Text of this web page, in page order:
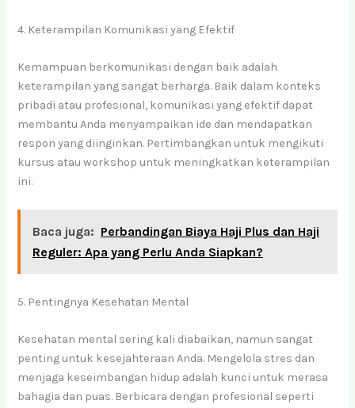
4. Keterampilan Komunikasi yang Efektif
Kemampuan berkomunikasi dengan baik adalah
keterampilan yang sangat berharga. Baik dalam konteks
pribadi atau profesional, komunikasi yang efektif dapat
membantu Anda menyampaikan ide dan mendapatkan
respon yang diinginkan. Pertimbangkan untuk mengikuti
kursus atau workshop untuk meningkatkan keterampilan
ini.
Baca juga: Perbandingan Biaya Haji Plus dan Haji
Reguler: Apa yang Perlu Anda Siapkan?
5. Pentingnya Kesehatan Mental
Kesehatan mental sering kali diabaikan, namun sangat
penting untuk kesejahteraan Anda. Mengelola stres dan
menjaga keseimbangan hidup adalah kunci untuk merasa
bahagia dan puas. Berbicara dengan profesional seperti